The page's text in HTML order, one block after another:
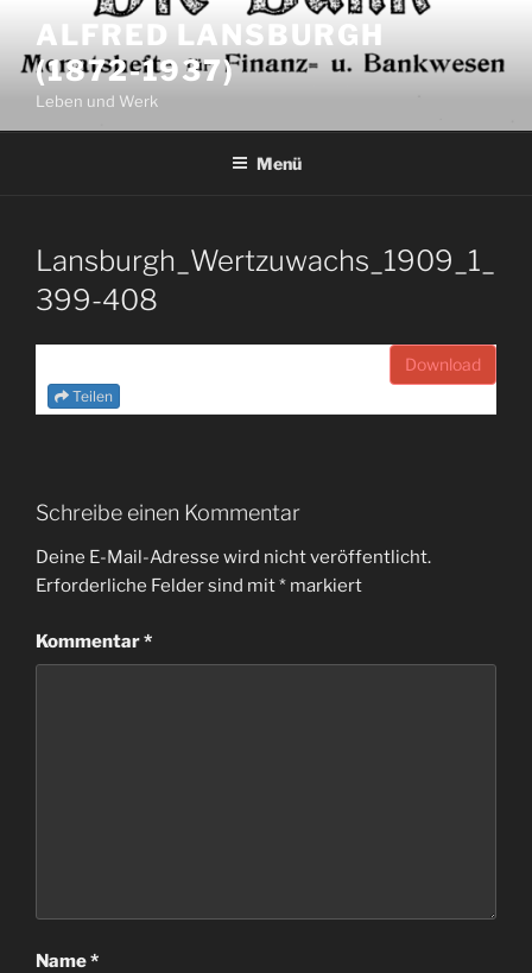
Inhalt
springen
ALFRED LANSBURGH
(1872-1937)
Leben und Werk
Menü
Lansburgh_Wertzuwachs_1909_1_
399-408
Download
Teilen
Schreibe einen Kommentar
Deine E-Mail-Adresse wird nicht veröffentlicht.
Erforderliche Felder sind mit* markiert
Kommentar*
Name*